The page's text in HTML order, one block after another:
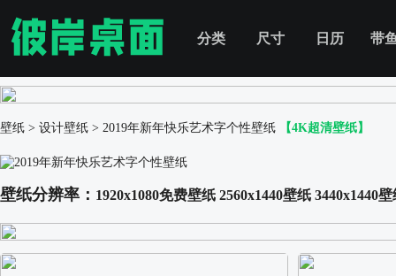
分类 尺寸 日历 带
壁纸 > 设计壁纸 > 2019年新年快乐艺术字个性壁纸 【4K超清壁纸】
壁纸分辨率： 1920x1080免费壁纸 2560x1440壁纸 3440x1440壁